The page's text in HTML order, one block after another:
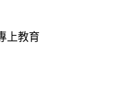
上教育